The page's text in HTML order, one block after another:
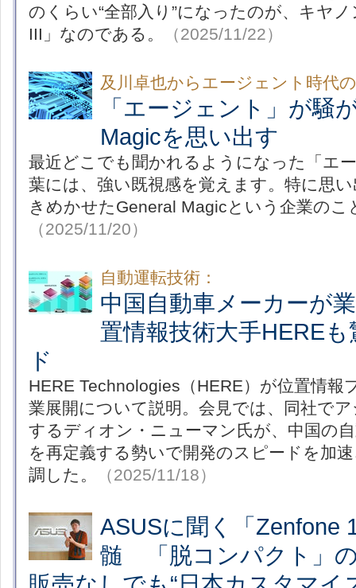
のくらい“全部入り”になったのが、キヤ
III」なのである。
（2025/11/22）
及川卓也からエージェント時代
「エージェント」が
Magicを思い出す
最近どこでも聞かれるようになった「エ
葉には、強い既視感を覚えます。特に思
きめかせたGeneral Magicという企業のこ
（2025/11/20）
自動運転技術：
中国自動車メーカーが
置情報技術大手HERE
ド
HERE Technologies（HERE）が位置情報
業展開について説明。会見では、同社で
するディオン・ニューマン氏が、中国の
を再定義する勢いで開発のスピードを加
調した。
（2025/11/18）
ASUSに聞く「Zenfone
髄 「脱コンパクト」